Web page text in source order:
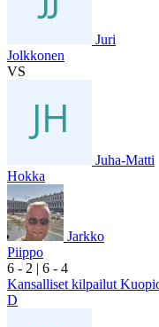
Juri
Jolkkonen
VS
Juha-Matti
Hokka
Jarkko
Piippo
6 - 2 | 6 - 4
Kansalliset kilpailut
D